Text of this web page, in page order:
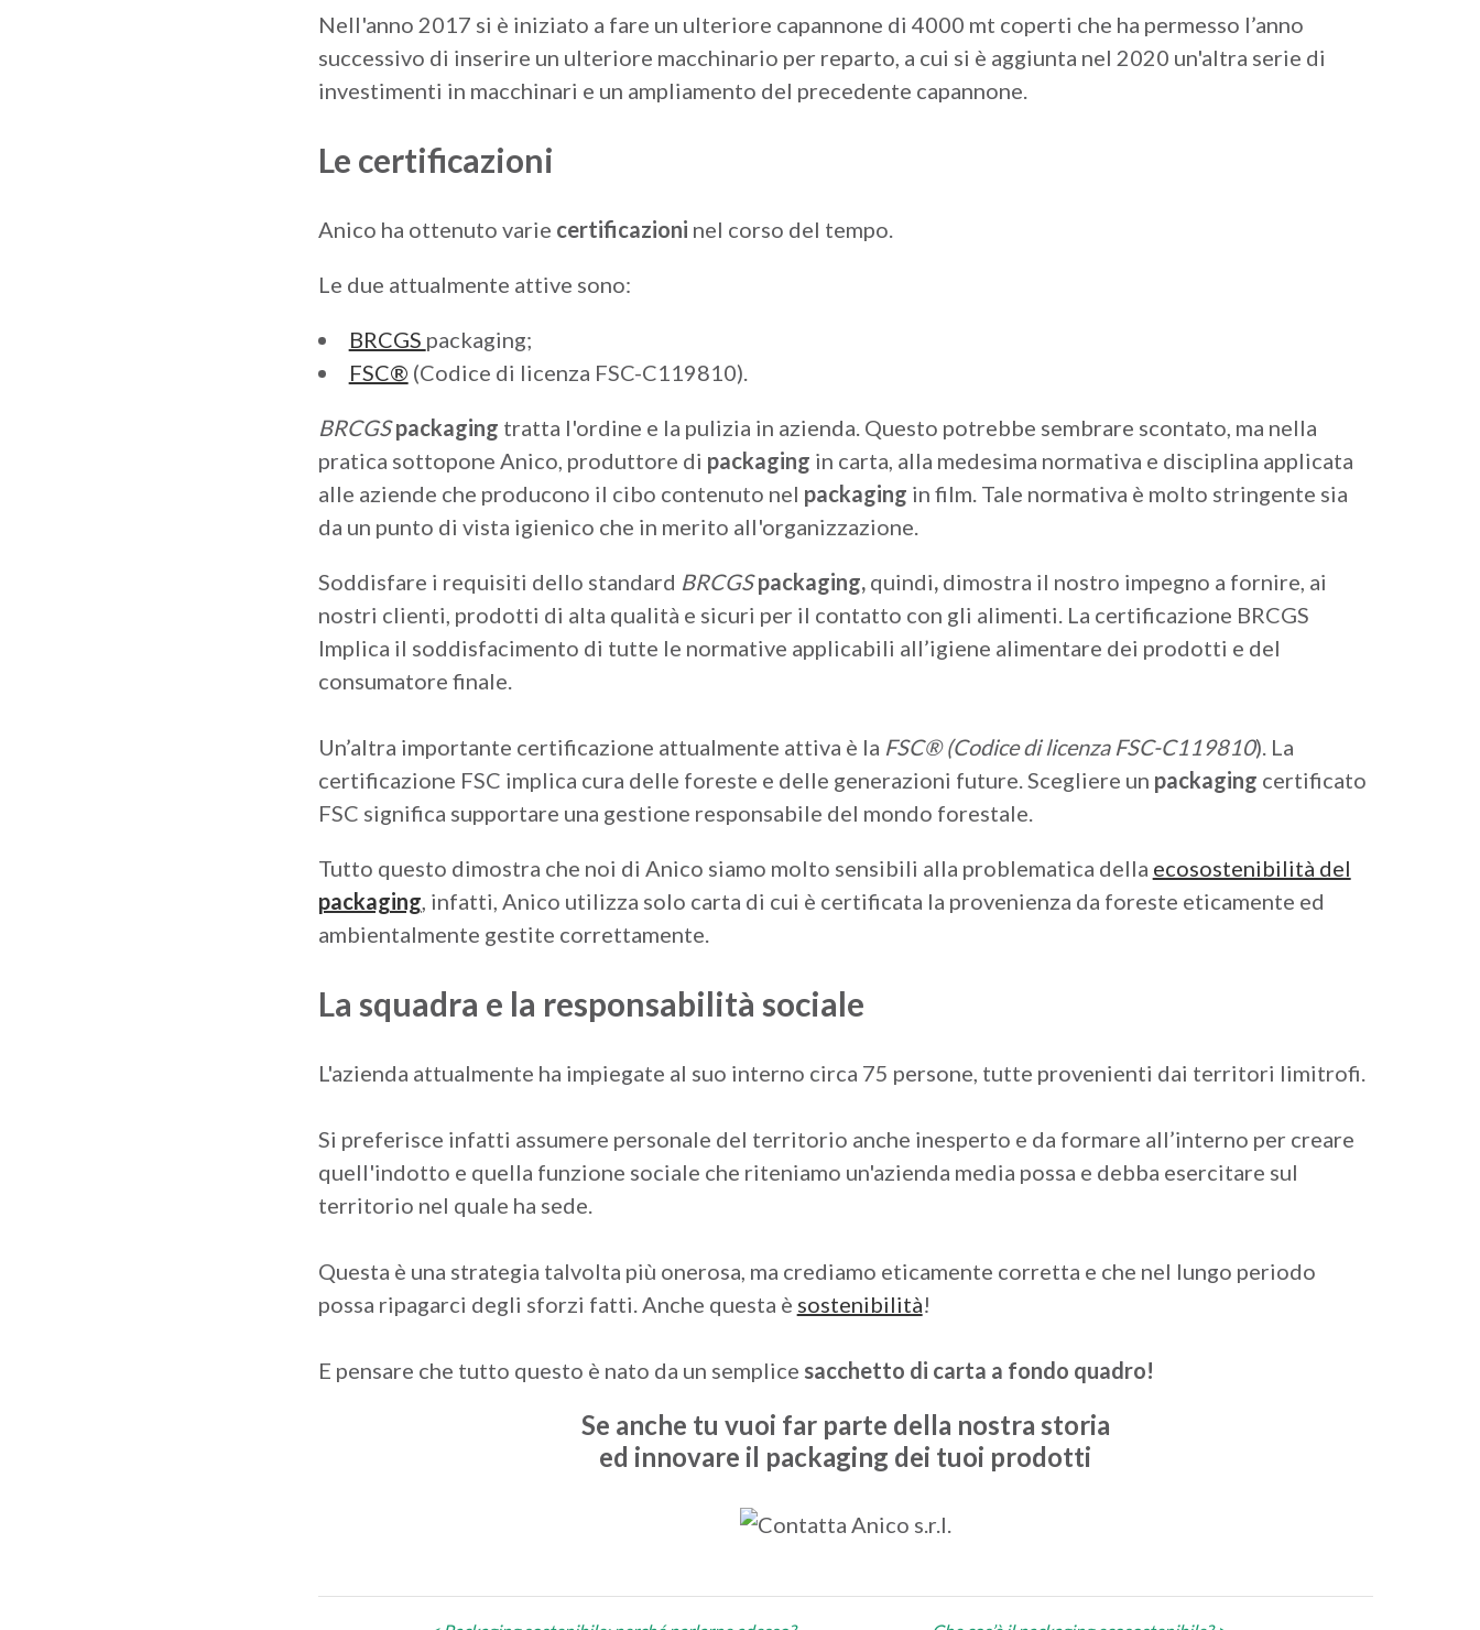
Nell'anno 2017 si è iniziato a fare un ulteriore capannone di 4000 mt coperti che ha permesso l’anno
successivo di inserire un ulteriore macchinario per reparto, a cui si è aggiunta nel 2020 un'altra serie di
investimenti in macchinari e un ampliamento del precedente capannone.
Le certificazioni
Anico ha ottenuto varie certificazioni nel corso del tempo.
Le due attualmente attive sono:
BRCGS packaging;
FSC® (Codice di licenza FSC-C119810).
BRCGSpackaging tratta l'ordine e la pulizia in azienda. Questo potrebbe sembrare scontato, ma nella
pratica sottopone Anico, produttore di packaging in carta, alla medesima normativa e disciplina applicata
alle aziende che producono il cibo contenuto nel packaging in film. Tale normativa è molto stringente sia
da un punto di vista igienico che in merito all'organizzazione.
Soddisfare i requisiti dello standard BRCGSpackaging, quindi, dimostra il nostro impegno a fornire, ai
nostri clienti, prodotti di alta qualità e sicuri per il contatto con gli alimenti. La certificazione BRCGS
Implica il soddisfacimento di tutte le normative applicabili all’igiene alimentare dei prodotti e del
consumatore finale.
Un’altra importante certificazione attualmente attiva è la FSC® (Codice di licenza FSC-C119810). La
certificazione FSC implica cura delle foreste e delle generazioni future. Scegliere un packaging certificato
FSC significa supportare una gestione responsabile del mondo forestale.
Tutto questo dimostra che noi di Anico siamo molto sensibili alla problematica della ecosostenibilità del
packaging, infatti, Anico utilizza solo carta di cui è certificata la provenienza da foreste eticamente ed
ambientalmente gestite correttamente.
La squadra e la responsabilità sociale
L'azienda attualmente ha impiegate al suo interno circa 75 persone, tutte provenienti dai territori limitrofi.
Si preferisce infatti assumere personale del territorio anche inesperto e da formare all’interno per creare
quell'indotto e quella funzione sociale che riteniamo un'azienda media possa e debba esercitare sul
territorio nel quale ha sede.
Questa è una strategia talvolta più onerosa, ma crediamo eticamente corretta e che nel lungo periodo
possa ripagarci degli sforzi fatti. Anche questa è sostenibilità!
E pensare che tutto questo è nato da un semplice sacchetto di carta a fondo quadro!
Se anche tu vuoi far parte della nostra storia
ed innovare il packaging dei tuoi prodotti